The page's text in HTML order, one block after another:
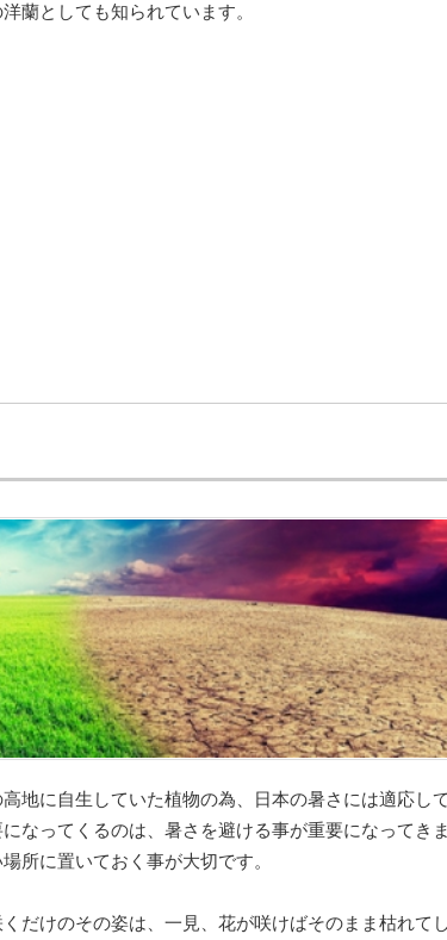
蘭としても知られています。
地に自生していた植物の為、日本の暑さには適応し
なってくるのは、暑さを避ける事が重要になってき
所に置いておく事が大切です。
だけのその姿は、一見、花が咲けばそのまま枯れて